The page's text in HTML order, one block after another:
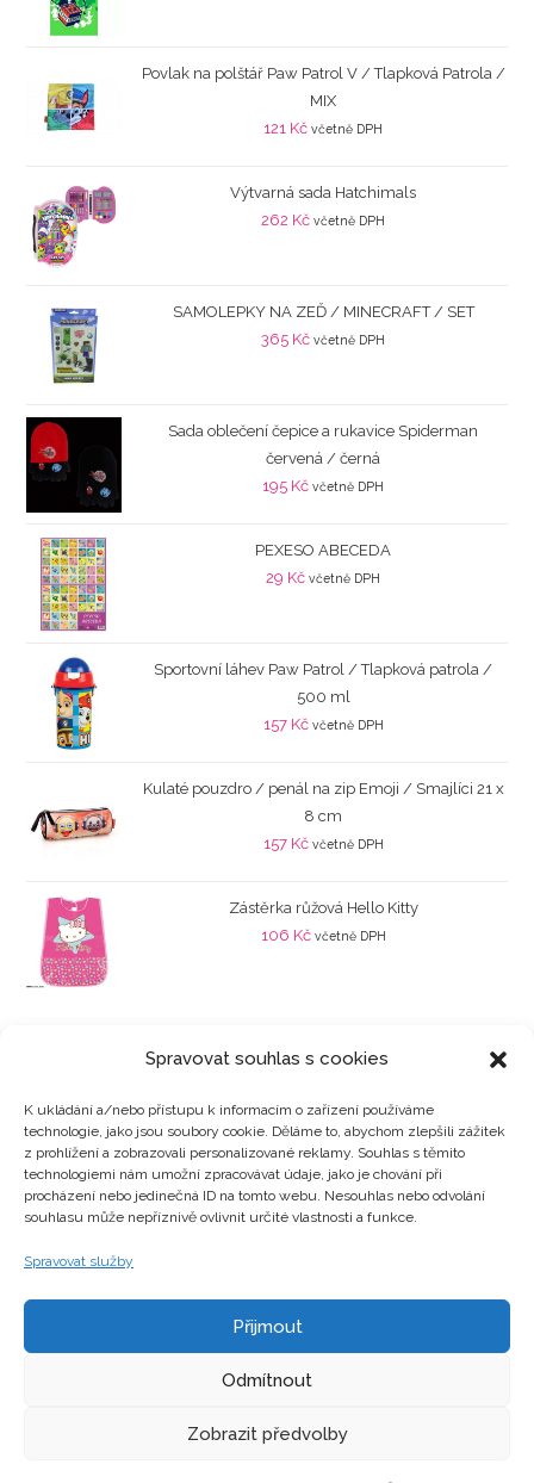
Spravovat souhlas s cookies
K ukládání a/nebo přístupu k informacím o zařízení používáme
technologie, jako jsou soubory cookie. Děláme to, abychom zlepšili zážitek
z prohlížení a zobrazovali personalizované reklamy. Souhlas s těmito
technologiemi nám umožní zpracovávat údaje, jako je chování při
procházení nebo jedinečná ID na tomto webu. Nesouhlas nebo odvolání
souhlasu může nepříznivě ovlivnit určité vlastnosti a funkce.
Spravovat služby
Přijmout
Odmítnout
Zobrazit předvolby
Povlak na polštář Paw Patrol V / Tlapková Patrola /
MIX
121 Kč včetně DPH
Výtvarná sada Hatchimals
262 Kč včetně DPH
SAMOLEPKY NA ZEĎ / MINECRAFT / SET
365 Kč včetně DPH
Sada oblečení čepice a rukavice Spiderman
červená / černá
195 Kč včetně DPH
PEXESO ABECEDA
29 Kč včetně DPH
Sportovní láhev Paw Patrol / Tlapková patrola /
500 ml
157 Kč včetně DPH
Kulaté pouzdro / penál na zip Emoji / Smajlíci 21 x
8 cm
157 Kč včetně DPH
Zástěrka růžová Hello Kitty
106 Kč včetně DPH
Kategorie produktů
Zajímavosti